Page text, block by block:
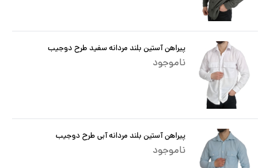
پیراهن آستین بلند مردانه سفید طرح دوجیب
ناموجود
پیراهن آستین بلند مردانه آبی طرح دوجیب
ناموجود